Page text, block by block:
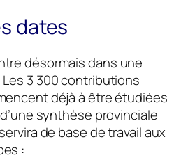
dates
désormais dans une
3 300 contributions
déjà à être étudiées
synthèse provinciale
de base de travail aux
: